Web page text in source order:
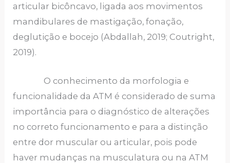
articular bicôncavo, ligada aos movimentos
mandibulares de mastigação, fonação,
deglutição e bocejo (Abdallah, 2019; Coutright,
2019).
O conhecimento da morfologia e
funcionalidade da ATM é considerado de suma
importância para o diagnóstico de alterações
no correto funcionamento e para a distinção
entre dor muscular ou articular, pois pode
haver mudanças na musculatura ou na ATM